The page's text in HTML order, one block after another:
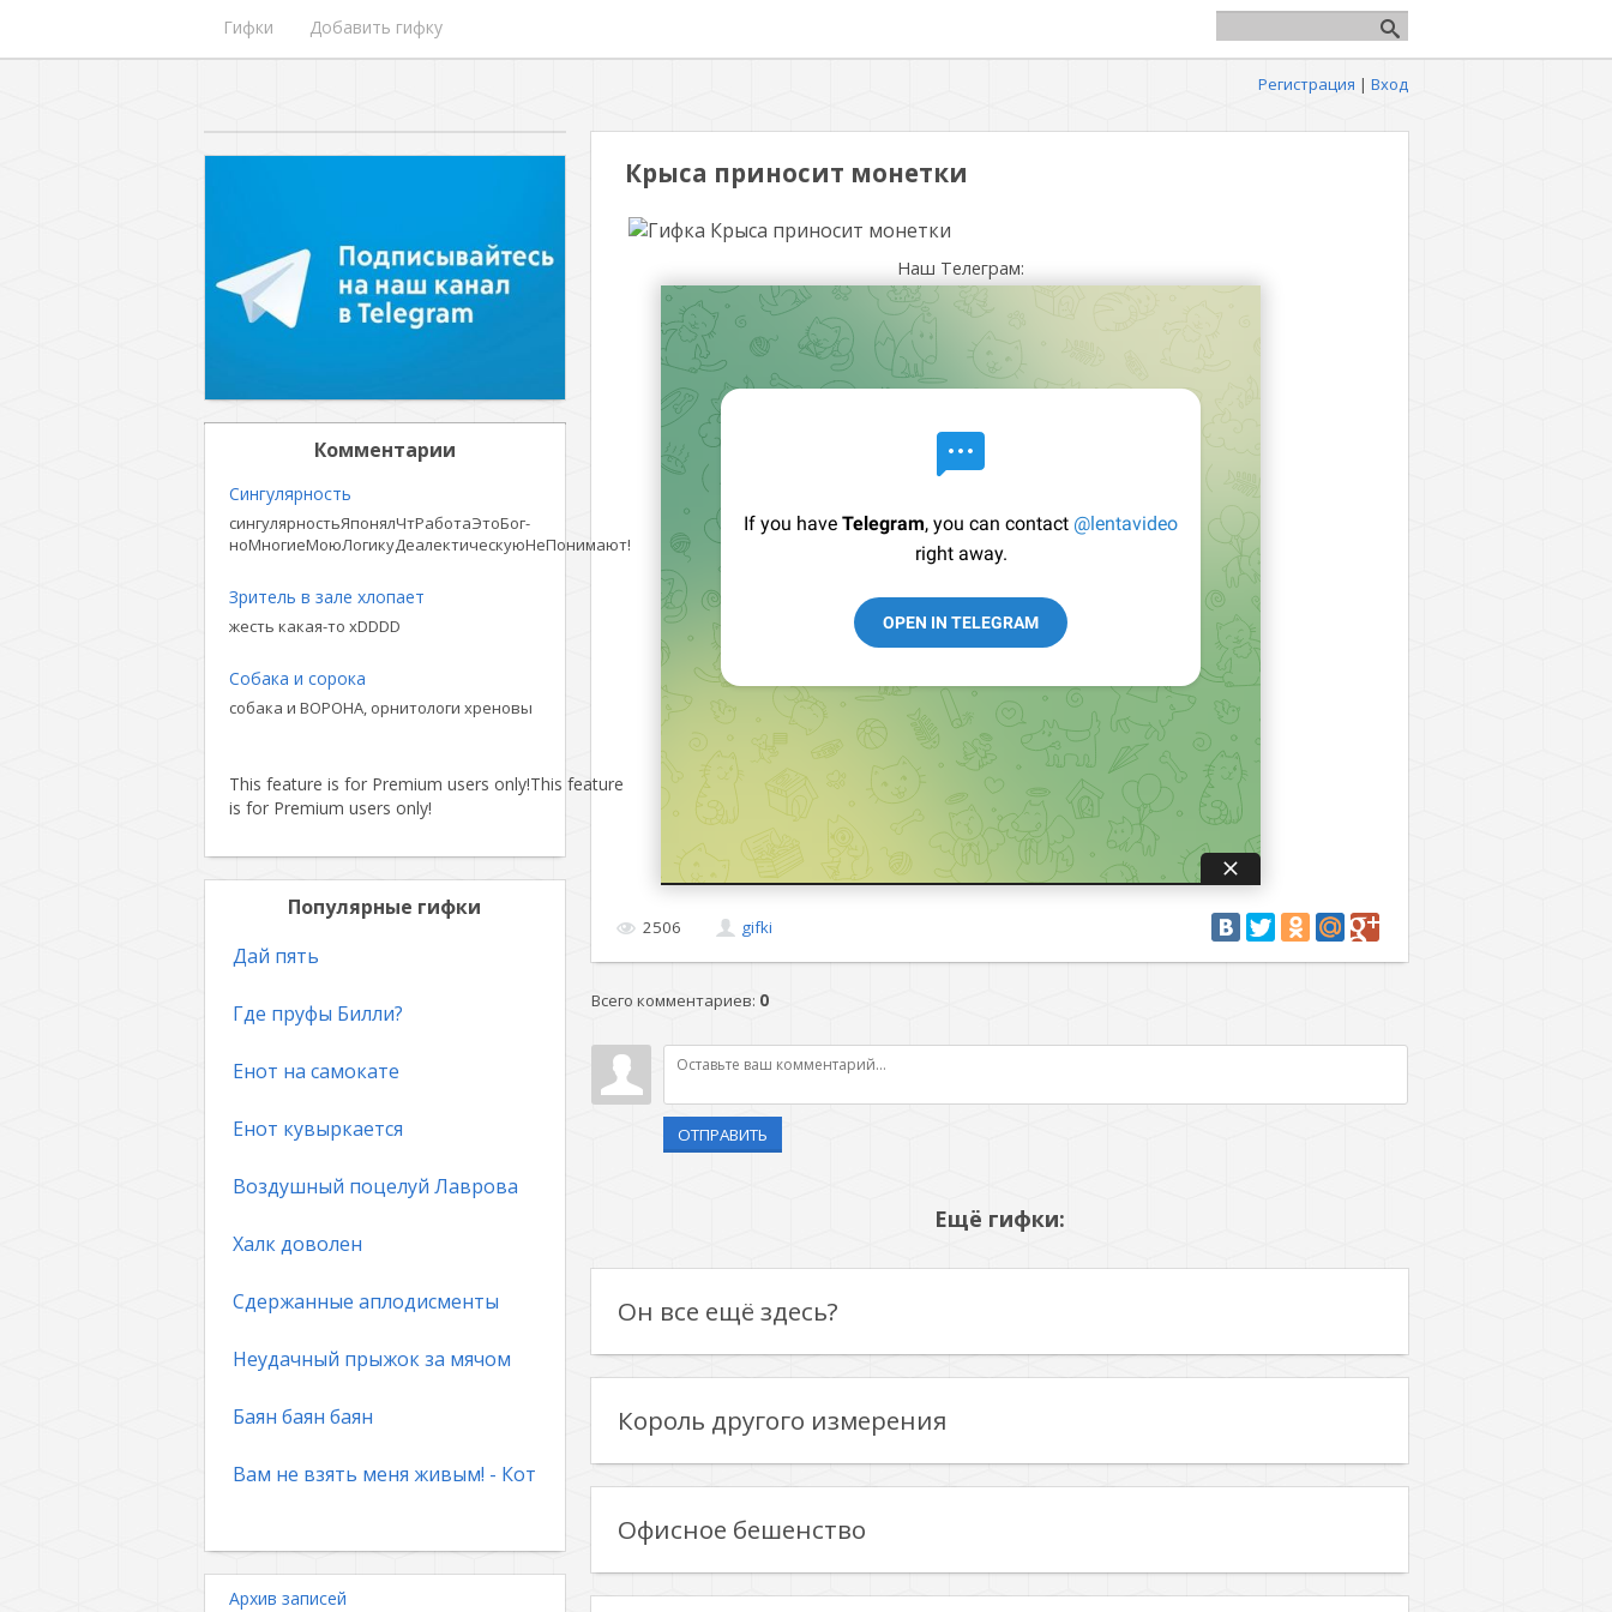
Гифки Добавить гифку
Регистрация | Вход
Крыса приносит монетки
Наш Телеграм:
2506 gifki
Всего комментариев: 0
ОТПРАВИТЬ
Ещё гифки:
Он все ещё здесь?
Король другого измерения
Офисное бешенство
Комментарии
Сингулярность
сингулярностьЯпонялЧтРаботаЭтоБог-
ноМногиеМоюЛогикуДеалектическуюНеПонимают!
Зритель в зале хлопает
жесть какая-то xDDDD
Собака и сорока
собака и ВОРОНА, орнитологи хреновы
This feature is for Premium users only!This feature
is for Premium users only!
Популярные гифки
Дай пять
Где пруфы Билли?
Енот на самокате
Енот кувыркается
Воздушный поцелуй Лаврова
Халк доволен
Сдержанные аплодисменты
Неудачный прыжок за мячом
Баян баян баян
Вам не взять меня живым! - Кот
Архив записей